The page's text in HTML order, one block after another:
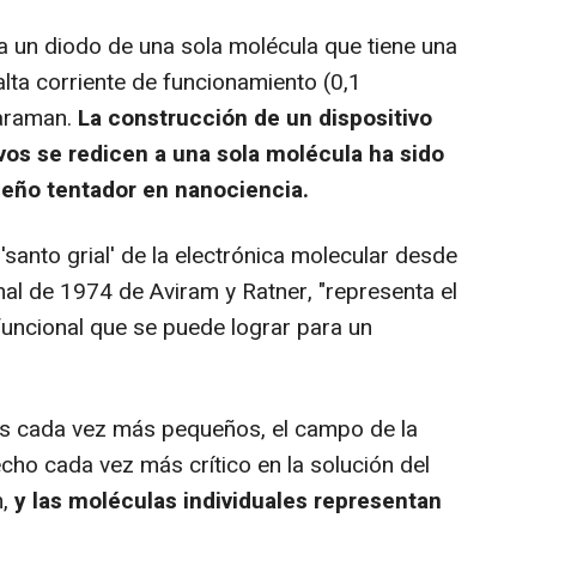
diodo de una sola molécula que tiene una
corriente de funcionamiento (0,1
La construcción de un dispositivo
se redicen a una sola molécula ha sido
tentador en nanociencia.
grial' de la electrónica molecular desde
de 1974 de Aviram y Ratner, "representa el
que se puede lograr para un
vez más pequeños, el campo de la
cada vez más crítico en la solución del
y las moléculas individuales representan